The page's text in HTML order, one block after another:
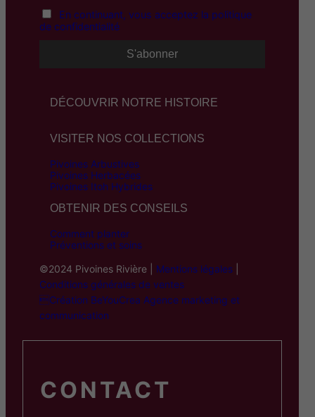
En continuant, vous acceptez la politique
de confidentialité
DÉCOUVRIR NOTRE HISTOIRE
VISITER NOS COLLECTIONS
Pivoines Arbustives
Pivoines Herbacées
Pivoines Itoh Hybrides
OBTENIR DES CONSEILS
Comment planter
Préventions et soins
©2024 Pivoines Rivière | Mentions légales
Conditions générales de ventes
Création BeYouCrea Agence marketing et
communication
CONTACT